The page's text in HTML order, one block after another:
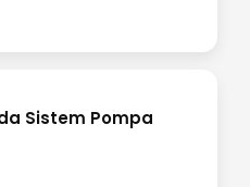
Sistem Pompa